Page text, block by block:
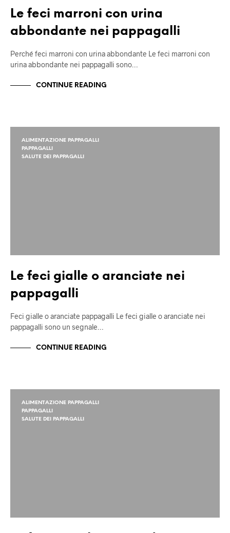
Le feci marroni con urina
abbondante nei pappagalli
Perché feci marroni con urina abbondante Le feci marroni con
urina abbondante nei pappagalli sono…
CONTINUE READING
ALIMENTAZIONE PAPPAGALLI
PAPPAGALLI
SALUTE DEI PAPPAGALLI
Le feci gialle o aranciate nei
pappagalli
Feci gialle o aranciate pappagalli Le feci gialle o aranciate nei
pappagalli sono un segnale…
CONTINUE READING
ALIMENTAZIONE PAPPAGALLI
PAPPAGALLI
SALUTE DEI PAPPAGALLI